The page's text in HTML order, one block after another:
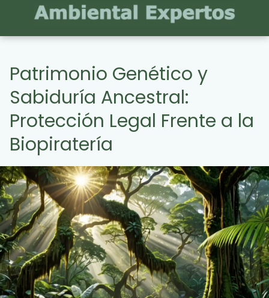
Patrimonio Genético y
Sabiduría Ancestral:
Protección Legal Frente a la
Biopiratería